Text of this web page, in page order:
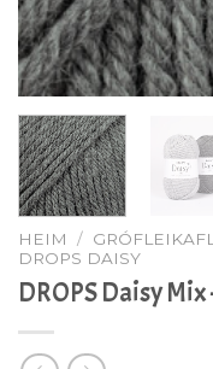
HEIM /
DROPS DAISY
DROPS Daisy